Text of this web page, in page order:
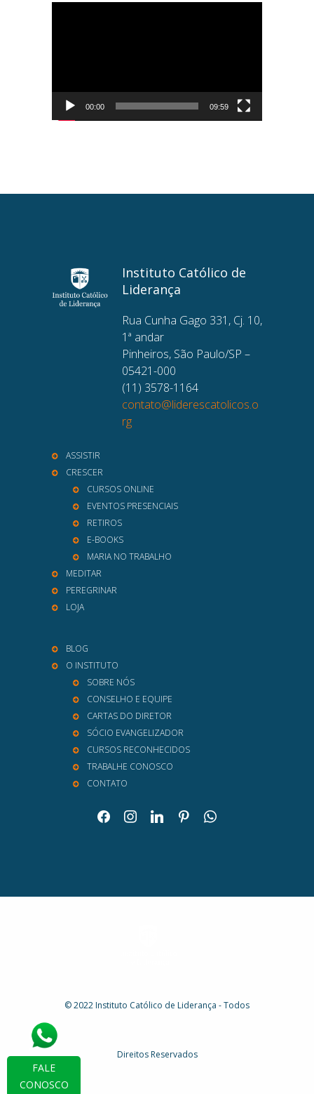
00:00 09:59
Instituto Católico de
Liderança
Rua Cunha Gago 331, Cj. 10,
1ª andar
Pinheiros, São Paulo/SP –
05421-000
(11) 3578-1164
contato@liderescatolicos.o
rg
ASSISTIR
CRESCER
CURSOS ONLINE
EVENTOS PRESENCIAIS
RETIROS
E-BOOKS
MARIA NO TRABALHO
MEDITAR
PEREGRINAR
LOJA
BLOG
O INSTITUTO
SOBRE NÓS
CONSELHO E EQUIPE
CARTAS DO DIRETOR
SÓCIO EVANGELIZADOR
CURSOS RECONHECIDOS
TRABALHE CONOSCO
CONTATO
facebookinstagramlinkedinpinterestwhatsapp
© 2022 Instituto Católico de Liderança - Todos
Direitos Reservados
FALE
CONOSCO